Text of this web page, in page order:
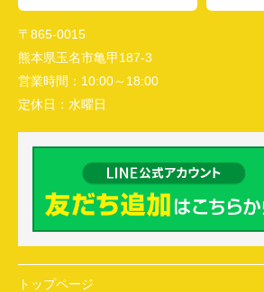
〒865-0015
熊本県玉名市亀甲187-3
営業時間： 10:00～18:00
定休日： 水曜日
トップページ